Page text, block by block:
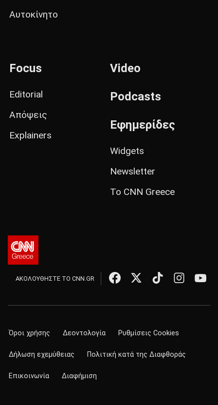
Αυτοκίνητο
Focus
Editorial
Απόψεις
Explainers
Video
Podcasts
Εφημερίδες
Widgets
Newsletter
Το CNN Greece
ΑΚΟΛΟΥΘΗΣΤΕ ΤΟ CNN.GR
Όροι χρήσης Δεοντολογία Ρυθμίσεις Cookies
Δήλωση εχεμύθειας Πολιτική κατά της Διαφθοράς
Επικοινωνία Διαφήμιση